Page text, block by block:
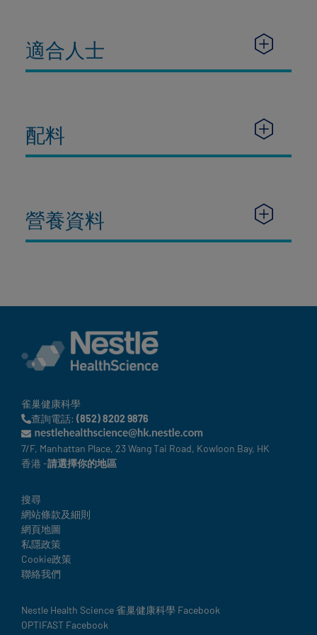
適合人士
配料
營養資料
雀巢健康科學
查詢電話: (852) 8202 9876
7/F, Manhattan Place, 23 Wang Tai Road, Kowloon Bay, HK
香港 -請選擇你的地區
Legal
搜尋
網站條款及細則
網頁地圖
私隱政策
Cookie政策
聯絡我們
Social
details
Nestle Health Science 雀巢健康科學 Facebook
OPTIFAST Facebook